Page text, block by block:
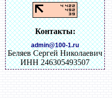
Контакты:
admin@100-1.ru
Беляев Сергей Николаевич
ИНН 246305493507